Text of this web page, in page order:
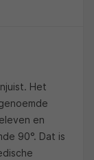
Het
en
90°. Dat is